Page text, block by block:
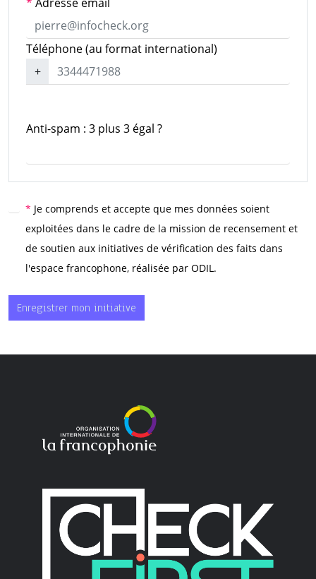
Téléphone (au format international)
+
Anti-spam : 3 plus 3 égal ?
* Je comprends et accepte que mes données soient
exploitées dans le cadre de la mission de recensement et
de soutien aux initiatives de vérification des faits dans
l'espace francophone, réalisée par ODIL.
Enregistrer mon initiative